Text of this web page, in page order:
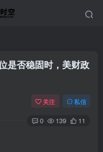
是否稳固时，美财政
关注 私信
0 139 11